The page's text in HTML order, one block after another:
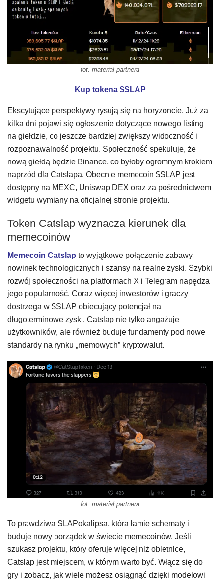
fot. materiał partnera
Kup tokena $SLAP
Ekscytujące perspektywy rysują się na horyzoncie. Już za
kilka dni pojawi się ogłoszenie dotyczące nowego listing
na giełdzie, co jeszcze bardziej zwiększy widoczność i
rozpoznawalność projektu. Społeczność spekuluje, że
nową giełdą będzie Binance, co byłoby ogromnym krokiem
naprzód dla Catslapa. Obecnie memecoin $SLAP jest
dostępny na MEXC, Uniswap DEX oraz za pośrednictwem
widgetu wymiany na oficjalnej stronie projektu.
Token Catslap wyznacza kierunek dla
memecoinów
Memecoin Catslap to wyjątkowe połączenie zabawy,
nowinek technologicznych i szansy na realne zyski. Szybki
rozwój społeczności na platformach X i Telegram napędza
jego popularność. Coraz więcej inwestorów i graczy
dostrzega w $SLAP obiecujący potencjał na
długoterminowe zyski. Catslap nie tylko angażuje
użytkowników, ale również buduje fundamenty pod nowe
standardy na rynku „memowych” kryptowalut.
fot. materiał partnera
To prawdziwa SLAPokalipsa, która łamie schematy i
buduje nowy porządek w świecie memecoinów. Jeśli
szukasz projektu, który oferuje więcej niż obietnice,
Catslap jest miejscem, w którym warto być. Włącz się do
gry i zobacz, jak wiele możesz osiągnąć dzięki modelowi